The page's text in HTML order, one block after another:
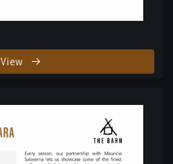
View